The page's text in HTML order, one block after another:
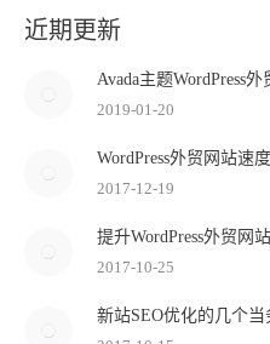
近期更新
Avada主题WordPress
2019-01-20
WordPress外贸网站速
2017-12-19
提升WordPress外贸网
2017-10-25
新站SEO优化的几个